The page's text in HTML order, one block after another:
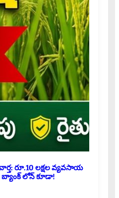
రూ.10 లక్షల వ్యవసాయ
బ్యాంక్ లోన్ కూడా!